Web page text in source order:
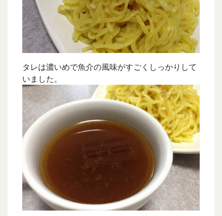
タレは濃いめで魚介の風味がすごくしっかりして
いました。